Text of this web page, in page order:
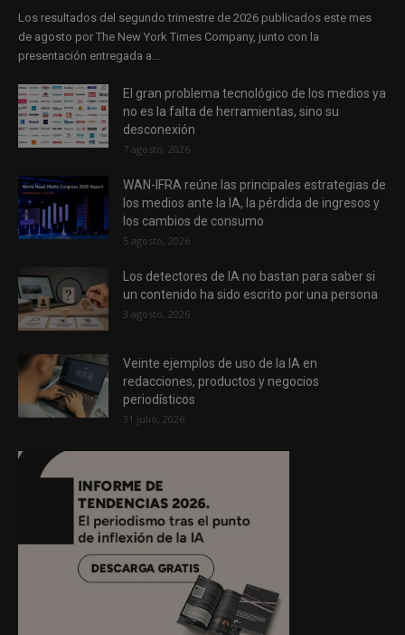
Los resultados del segundo trimestre de 2026 publicados este mes
de agosto por The New York Times Company, junto con la
presentación entregada a...
El gran problema tecnológico de los medios ya
no es la falta de herramientas, sino su
desconexión
7 agosto, 2026
WAN-IFRA reúne las principales estrategias de
los medios ante la IA, la pérdida de ingresos y
los cambios de consumo
5 agosto, 2026
Los detectores de IA no bastan para saber si
un contenido ha sido escrito por una persona
3 agosto, 2026
Veinte ejemplos de uso de la IA en
redacciones, productos y negocios
periodísticos
31 julio, 2026